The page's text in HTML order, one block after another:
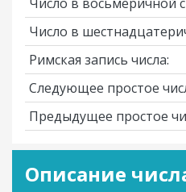
Число в
Римская запись числа:
Следующее простое
Предыдущее простое
Описание